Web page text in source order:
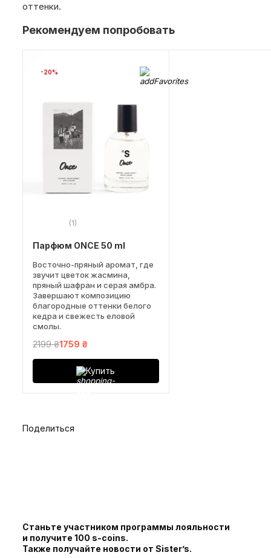
Поделиться
оттенки.
Рекомендуем попробовать
-20%
(1)
Парфюм ONCE 50 ml
Восточно-пряный аромат, где
звучит цветок жасмина,
пряный шафран и серая амбра.
Завершают композицию
благородные оттенки белого
кедра и свежесть еловой
смолы.
2199 ₴1759 ₴
Купить
Станьте участником программы лояльности
и получите 100 s-coins.
Также получайте новости от Sister’s.